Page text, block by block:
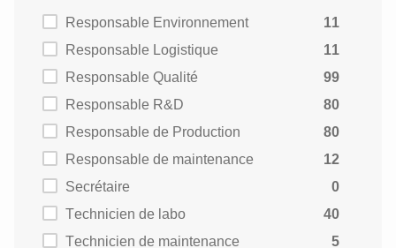
Responsable Environnement
11
Responsable Logistique
11
Responsable Qualité
99
Responsable R&D
80
Responsable de Production
80
Responsable de maintenance
12
Secrétaire
0
Technicien de labo
40
Technicien de maintenance
5